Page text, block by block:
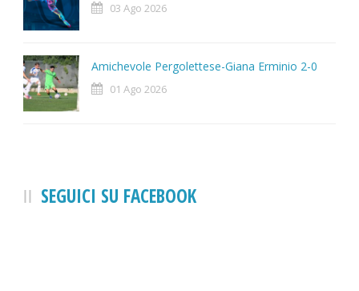
03 Ago 2026
Amichevole Pergolettese-Giana Erminio 2-0
01 Ago 2026
SEGUICI SU FACEBOOK